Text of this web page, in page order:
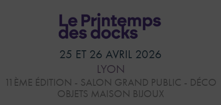
CONFÉRENCES
25 ET 26 AVRIL 2026
LYON
11ÈME ÉDITION - SALON GRAND PUBLIC - DÉCO
OBJETS MAISON BIJOUX